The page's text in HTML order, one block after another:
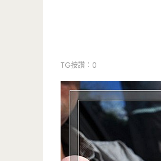
TG按讚：0